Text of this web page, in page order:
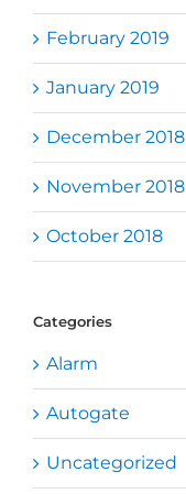
February 2019
January 2019
December 2018
November 2018
October 2018
Categories
Alarm
Autogate
Uncategorized